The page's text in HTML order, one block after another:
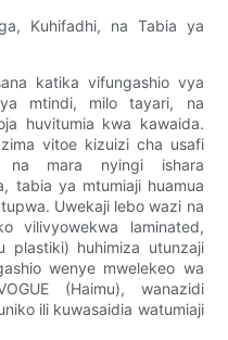
Kuhifadhi, na Tabia ya
katika vifungashio vya
mtindi, milo tayari, na
huvitumia kwa kawaida.
vitoe kizuizi cha usafi
na mara nyingi ishara
tabia ya mtumiaji huamua
Uwekaji lebo wazi na
vilivyowekwa laminated,
plastiki) huhimiza utunzaji
wenye mwelekeo wa
(Haimu), wanazidi
ili kuwasaidia watumiaji